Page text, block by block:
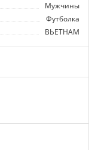
Мужчины
Футболка
ВЬЕТНАМ